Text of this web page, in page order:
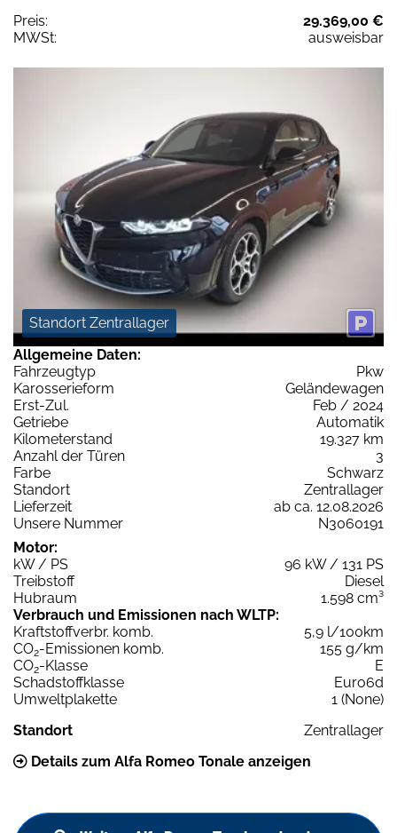
Preis:
29.369,00 €
MWSt:
ausweisbar
Standort Zentrallager
Allgemeine Daten:
Fahrzeugtyp
Pkw
Karosserieform
Geländewagen
Erst-Zul.
Feb / 2024
Getriebe
Automatik
Kilometerstand
19.327 km
Anzahl der Türen
3
Farbe
Schwarz
Standort
Zentrallager
Lieferzeit
ab ca. 12.08.2026
Unsere Nummer
N3060191
Motor:
kW / PS
96 kW / 131 PS
Treibstoff
Diesel
Hubraum
1.598 cm³
Verbrauch und Emissionen nach WLTP:
Kraftstoffverbr. komb.
5,9 l/100km
CO2-Emissionen komb.
155 g/km
CO2-Klasse
E
Schadstoffklasse
Euro6d
Umweltplakette
1 (None)
Standort
Zentrallager
Details zum Alfa Romeo Tonale anzeigen